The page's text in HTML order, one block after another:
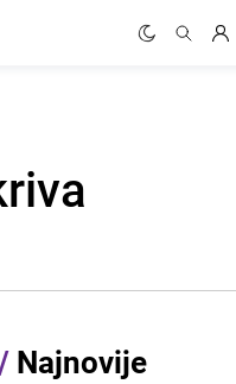
Najnovije